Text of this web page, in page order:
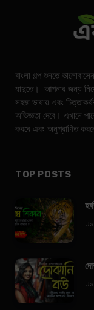
বাংলা গল্প শুনতে
যাদুতে। আপনার জন্য
সহজ ভাষায় এবং
অভিজ্ঞতা দেবে। এখানে
করবে এবং অনুপ্রাণিত
TOP POSTS